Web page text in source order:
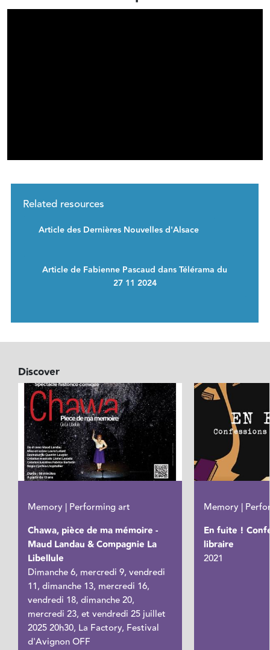
Related resources
Article des Dernières Nouvelles d'Alsace
Article de Fabienne Pascaud dans Télérama du
27 11 2024
Discover
Memory | Performing art
Chawa, pièce de ma mémoire -
Maud Landau & Compagnie La
Libellule
Dimanche 6, mercredi 9, vendredi
11, dimanche 13, mercredi 16,
vendredi 18, dimanche 20,
mercredi 23, et vendredi 25 juillet
2025 20h30, La Factory, Festival
d'Avignon OFF
Memory |
En fuite !
libraire
2021